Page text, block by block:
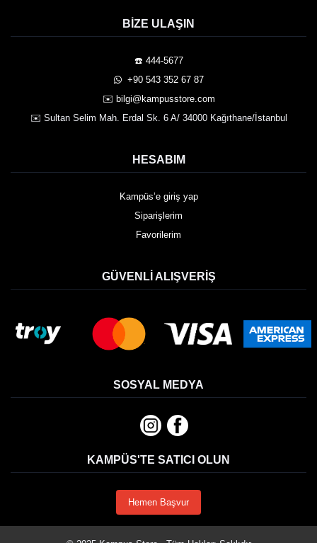
BIZE ULAŞIN
☎️ 444-5677
️ +90 543 352 67 87
✉️ bilgi@kampusstore.com
✉️ Sultan Selim Mah. Erdal Sk. 6 A/ 34000 Kağıthane/İstanbul
HESABIM
Kampüs’e giriş yap
Siparişlerim
Favorilerim
GÜVENLI ALIŞVERIŞ
SOSYAL MEDYA
KAMPÜS'TE SATICI OLUN
Hemen Başvur